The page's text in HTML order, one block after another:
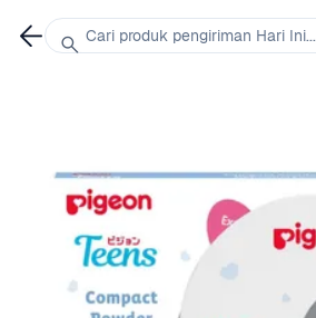
Cari produk pengiriman Hari Ini...